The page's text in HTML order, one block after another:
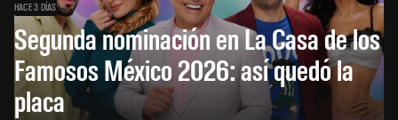
HACE 3 DÍAS
Segunda nominación en La Casa de los
Famosos México 2026: así quedó la
placa